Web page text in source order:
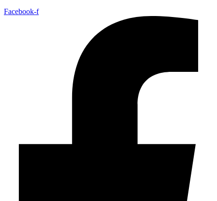
Facebook-f